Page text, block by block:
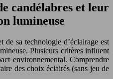
candélabres et leur
lumineuse
sa technologie d’éclairage est
Plusieurs critères influent
environnemental. Comprendre
des choix éclairés (sans jeu de